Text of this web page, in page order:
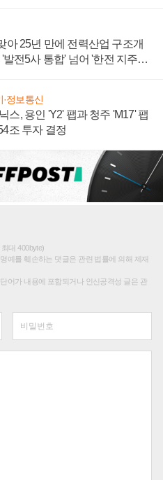
아 25년 만에 전력산업 구조개
발전5사 통합' 넘어 '한전 지주사'
·정보통신
스, 용인 'Y2' 팹과 청주 'M17' 팹
조 투자 결정
대 400byte)
예를 훼손하는 댓글은 관련 법률에 의해 제재
어가 내용에 포함되거나 인신공격성 글은 관